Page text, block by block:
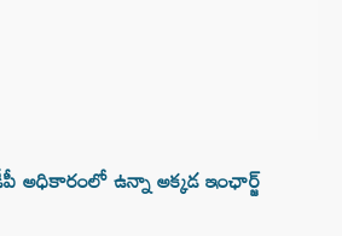
అధికారంలో ఉన్నా అక్కడ ఇంఛార్జ్